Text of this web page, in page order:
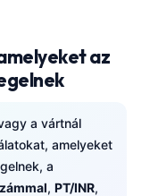
az
a vártnál
amelyeket
a
, PT/INR,